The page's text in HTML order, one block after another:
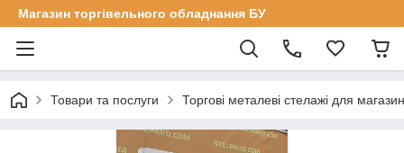
Магазин торгівельного обладнання БУ
Товари та послуги Торгові металеві стелажі для